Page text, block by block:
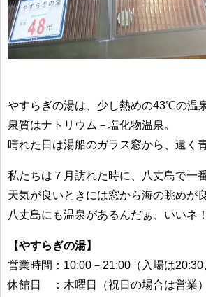
やすらぎの湯は、少し熱めの43℃の温
泉質はナトリウム－塩化物温泉。
晴れた日は湯船のガラス窓から、遠く
私たちは７月訪れた時に、八丈島で一
天気が良いときには窓から海の眺めが
八丈島にも温泉があるんだぁ、いいネ
【やすらぎの湯】
営業時間：10:00－21:00（入場は20:30
休館日 ：木曜日（祝日の場合は営業）